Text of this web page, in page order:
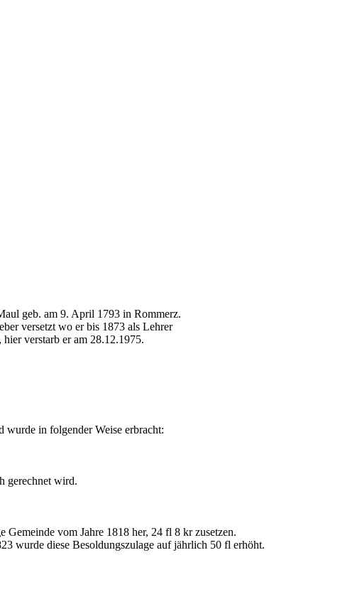
geb. am 9. April 1793 in Rommerz.
versetzt wo er bis 1873 als Lehrer
verstarb er am 28.12.1975.
wurde in folgender Weise erbracht:
gerechnet wird.
vom Jahre 1818 her, 24 fl 8 kr zusetzen.
wurde diese Besoldungszulage auf jährlich 50 fl erhöht.